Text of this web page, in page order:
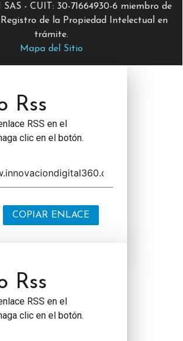
- CUIT: 30-71664930-6 miembro de
de la Propiedad Intelectual en
trámite.
Mapa del Sitio
Rss
RSS en el
clic en el botón.
COPIAR ENLACE
Rss
RSS en el
clic en el botón.